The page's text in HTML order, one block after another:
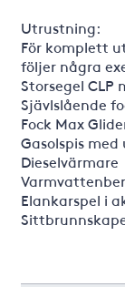
Utrustning:
För komplett
följer några
Storsegel CLP
Sjävlslående
Fock Max
Gasolspis med
Dieselvärmare
Elankarspel i